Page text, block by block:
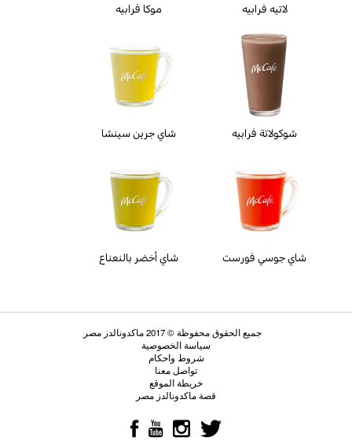
لاتيه فرابيه موكا فرابيه
شوكولاتة فرابيه شاي جرين سينشا
شاي جوسي فورست شاي أخضر بالنعناع
سياسة الخصوصية
شروط واحكام
تواصل معنا
خريطة الموقع
قصة ماكدونالدز مصر